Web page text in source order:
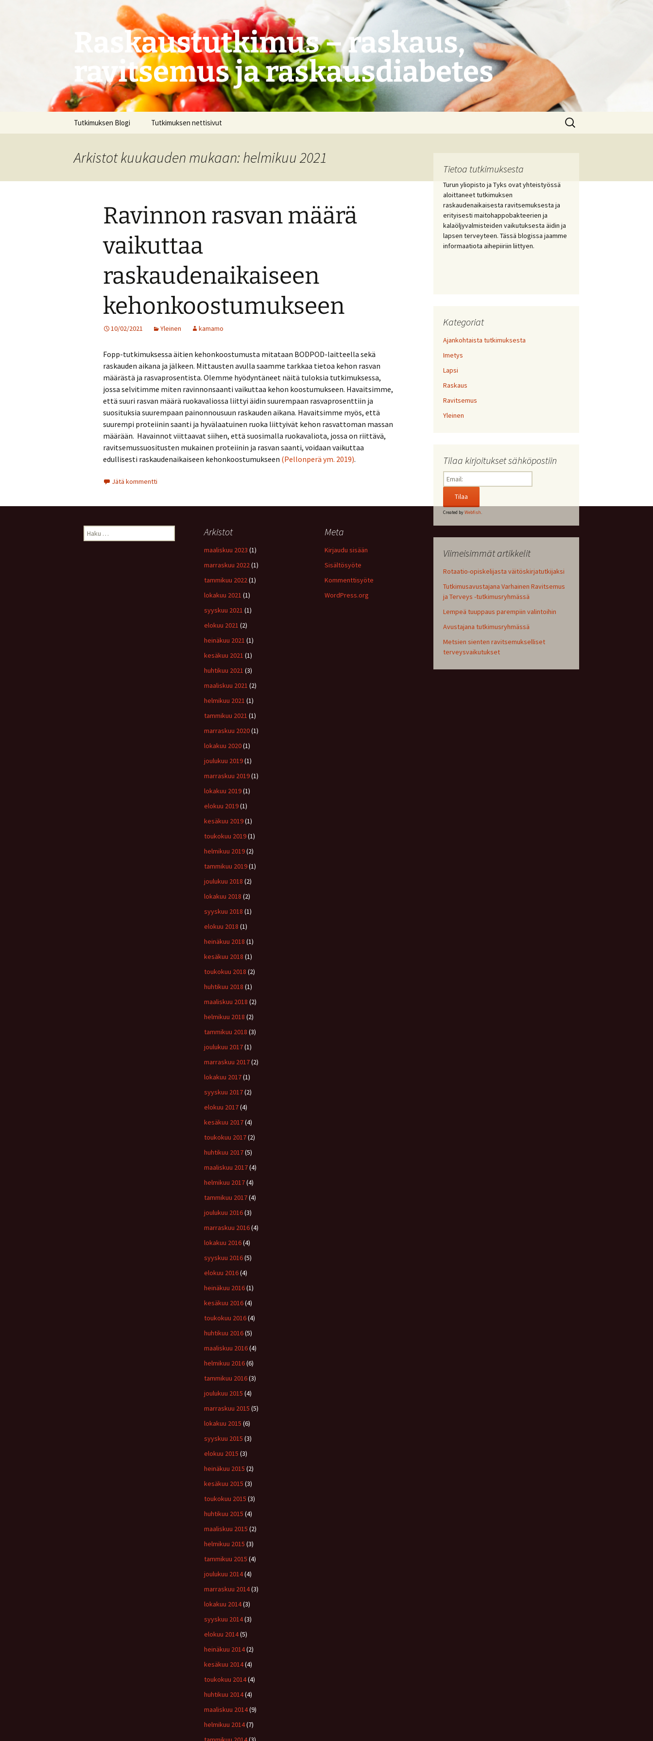
Raskaustutkimus – raskaus,
ravitsemus ja raskausdiabetes
Tutkimuksen Blogi Tutkimuksen nettisivut
Haku:
Arkistot kuukauden mukaan: helmikuu 2021
Ravinnon rasvan määrä
vaikuttaa
raskaudenaikaiseen
kehonkoostumukseen
10/02/2021 Yleinen kamamo
Fopp-tutkimuksessa äitien kehonkoostumusta mitataan BODPOD-laitteella sekä
raskauden aikana ja jälkeen. Mittausten avulla saamme tarkkaa tietoa kehon rasvan
määrästä ja rasvaprosentista. Olemme hyödyntäneet näitä tuloksia tutkimuksessa,
jossa selvitimme miten ravinnonsaanti vaikuttaa kehon koostumukseen. Havaitsimme,
että suuri rasvan määrä ruokavaliossa liittyi äidin suurempaan rasvaprosenttiin ja
suosituksia suurempaan painonnousuun raskauden aikana. Havaitsimme myös, että
suurempi proteiinin saanti ja hyvälaatuinen ruoka liittyivät kehon rasvattoman massan
määrään. Havainnot viittaavat siihen, että suosimalla ruokavaliota, jossa on riittävä,
ravitsemussuositusten mukainen proteiinin ja rasvan saanti, voidaan vaikuttaa
edullisesti raskaudenaikaiseen kehonkoostumukseen (Pellonperä ym. 2019).
Jätä kommentti
Tietoa tutkimuksesta
Turun yliopisto ja Tyks ovat yhteistyössä
aloittaneet tutkimuksen
raskaudenaikaisesta ravitsemuksesta ja
erityisesti maitohappobakteerien ja
kalaöljyvalmisteiden vaikutuksesta äidin ja
lapsen terveyteen. Tässä blogissa jaamme
informaatiota aihepiiriin liittyen.
Kategoriat
Ajankohtaista tutkimuksesta
Imetys
Lapsi
Raskaus
Ravitsemus
Yleinen
Tilaa kirjoitukset sähköpostiin
Created byWebfish.
Viimeisimmät artikkelit
Rotaatio-opiskelijasta väitöskirjatutkijaksi
Tutkimusavustajana Varhainen Ravitsemus
ja Terveys -tutkimusryhmässä
Lempeä tuuppaus parempiin valintoihin
Avustajana tutkimusryhmässä
Metsien sienten ravitsemukselliset
terveysvaikutukset
Haku: Arkistot
maaliskuu 2023 (1)
marraskuu 2022(1)
tammikuu 2022(1)
lokakuu 2021 (1)
syyskuu 2021 (1)
elokuu 2021 (2)
heinäkuu 2021 (1)
kesäkuu 2021 (1)
huhtikuu 2021 (3)
maaliskuu 2021 (2)
helmikuu 2021 (1)
tammikuu 2021 (1)
marraskuu 2020(1)
lokakuu 2020(1)
joulukuu 2019(1)
marraskuu 2019(1)
lokakuu 2019(1)
elokuu 2019(1)
kesäkuu 2019(1)
toukokuu 2019(1)
helmikuu 2019(2)
tammikuu 2019(1)
joulukuu 2018 (2)
lokakuu 2018 (2)
syyskuu 2018 (1)
elokuu 2018 (1)
heinäkuu 2018 (1)
kesäkuu 2018 (1)
toukokuu 2018 (2)
huhtikuu 2018 (1)
maaliskuu 2018 (2)
helmikuu 2018 (2)
tammikuu 2018 (3)
joulukuu 2017(1)
marraskuu 2017(2)
lokakuu 2017(1)
syyskuu 2017(2)
elokuu 2017(4)
kesäkuu 2017(4)
toukokuu 2017(2)
huhtikuu 2017(5)
maaliskuu 2017(4)
helmikuu 2017(4)
tammikuu 2017(4)
joulukuu 2016(3)
marraskuu 2016(4)
lokakuu 2016(4)
syyskuu 2016(5)
elokuu 2016(4)
heinäkuu 2016(1)
kesäkuu 2016(4)
toukokuu 2016(4)
huhtikuu 2016(5)
maaliskuu 2016(4)
helmikuu 2016(6)
tammikuu 2016(3)
joulukuu 2015 (4)
marraskuu 2015 (5)
lokakuu 2015 (6)
syyskuu 2015 (3)
elokuu 2015 (3)
heinäkuu 2015 (2)
kesäkuu 2015 (3)
toukokuu 2015 (3)
huhtikuu 2015 (4)
maaliskuu 2015 (2)
helmikuu 2015 (3)
tammikuu 2015 (4)
joulukuu 2014(4)
marraskuu 2014(3)
lokakuu 2014(3)
syyskuu 2014(3)
elokuu 2014(5)
heinäkuu 2014(2)
kesäkuu 2014(4)
toukokuu 2014(4)
huhtikuu 2014(4)
maaliskuu 2014(9)
helmikuu 2014(7)
Meta
Kirjaudu sisään
Sisältösyöte
Kommenttisyöte
WordPress.org